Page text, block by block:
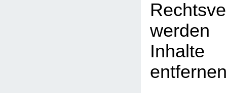
werden